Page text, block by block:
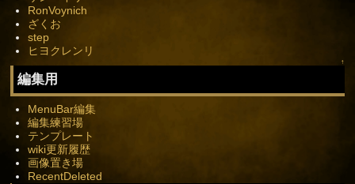
RonVoynich
ざくお
step
ヒヨクレンリ
↑
編集用
MenuBar編集
編集練習場
テンプレート
wiki更新履歴
画像置き場
RecentDeleted